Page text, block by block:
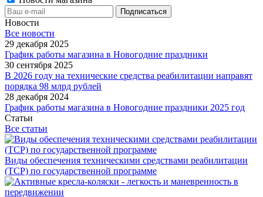
Новости
Все новости
29 декабря 2025
График работы магазина в Новогодние праздники
30 сентября 2025
В 2026 году на технические средства реабилитации направят
порядка 98 млрд рублей
28 декабря 2024
График работы магазина в Новогодние праздники 2025 год
Статьи
Все статьи
Виды обеспечения техническими средствами реабилитации
(ТСР) по государственной программе